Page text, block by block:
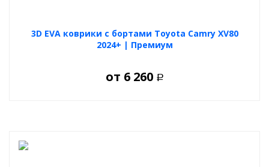
3D EVA коврики с бортами Toyota Camry XV80
2024+ | Премиум
от 6 260 Р